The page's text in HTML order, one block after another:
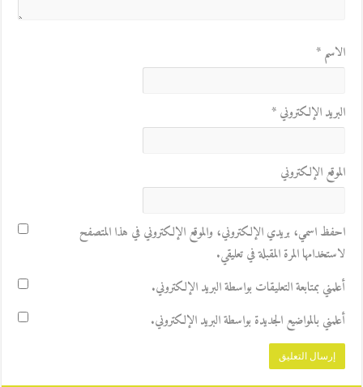
الاسم*
البريد الإلكتروني*
الموقع الإلكتروني
احفظ اسمي، بريدي الإلكتروني، والموقع الإلكتروني في هذا المتصفح
لاستخدامها المرة المقبلة في تعليقي.
أعلمني بمتابعة التعليقات بواسطة البريد الإلكتروني.
أعلمني بالمواضيع الجديدة بواسطة البريد الإلكتروني.